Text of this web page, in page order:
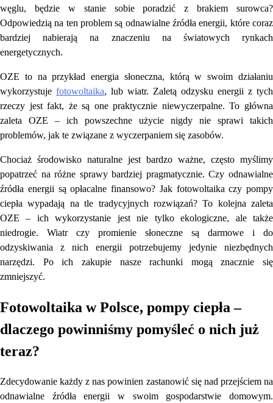
węglu, będzie w stanie sobie poradzić z brakiem surowca?
Odpowiedzią na ten problem są odnawialne źródła energii, które coraz
bardziej nabierają na znaczeniu na światowych rynkach
energetycznych.
OZE to na przykład energia słoneczna, którą w swoim działaniu
wykorzystuje fotowoltaika, lub wiatr. Zaletą odzysku energii z tych
rzeczy jest fakt, że są one praktycznie niewyczerpalne. To główna
zaleta OZE – ich powszechne użycie nigdy nie sprawi takich
problemów, jak te związane z wyczerpaniem się zasobów.
Chociaż środowisko naturalne jest bardzo ważne, często myślimy
popatrzeć na różne sprawy bardziej pragmatycznie. Czy odnawialne
źródła energii są opłacalne finansowo? Jak fotowoltaika czy pompy
ciepła wypadają na tle tradycyjnych rozwiązań? To kolejna zaleta
OZE – ich wykorzystanie jest nie tylko ekologiczne, ale także
niedrogie. Wiatr czy promienie słoneczne są darmowe i do
odzyskiwania z nich energii potrzebujemy jedynie niezbędnych
narzędzi. Po ich zakupie nasze rachunki mogą znacznie się
zmniejszyć.
Fotowoltaika w Polsce, pompy ciepła –
dlaczego powinniśmy pomyśleć o nich już
teraz?
Zdecydowanie każdy z nas powinien zastanowić się nad przejściem na
odnawialne źródła energii w swoim gospodarstwie domowym.